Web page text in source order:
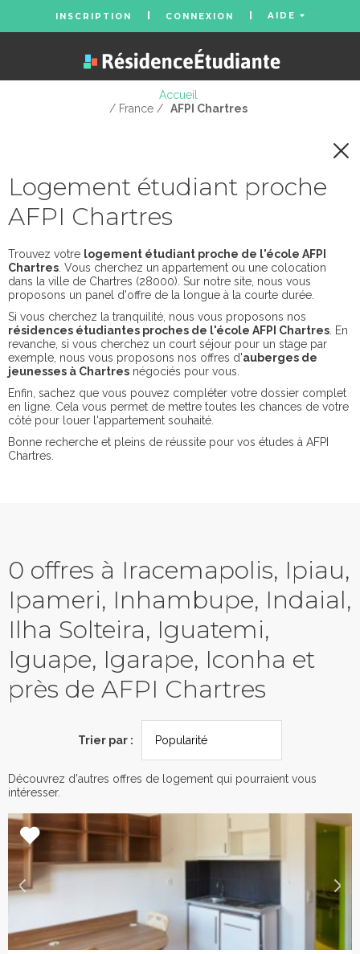
INSCRIPTION CONNEXION AIDE
Accueil
/ France / AFPI Chartres
Logement étudiant proche
AFPI Chartres
Trouvez votre logement étudiant proche de l'école AFPI
Chartres . Vous cherchez un appartement ou une colocation
dans la ville de Chartres (28000). Sur notre site, nous vous
proposons un panel d'offre de la longue à la courte durée.
Si vous cherchez la tranquilité, nous vous proposons nos
résidences étudiantes proches de l'école AFPI Chartres . En
revanche, si vous cherchez un court séjour pour un stage par
exemple, nous vous proposons nos offres d'auberges de
jeunesses à Chartres négociés pour vous.
Enfin, sachez que vous pouvez compléter votre dossier complet
en ligne. Cela vous permet de mettre toutes les chances de votre
côté pour louer l'appartement souhaité.
Bonne recherche et pleins de réussite pour vos études à AFPI
Chartres.
0 offres à Iracemapolis, Ipiau,
Ipameri, Inhambupe, Indaial,
Ilha Solteira, Iguatemi,
Iguape, Igarape, Iconha et
près de AFPI Chartres
Trier par :
Découvrez d'autres offres de logement qui pourraient vous
intéresser.